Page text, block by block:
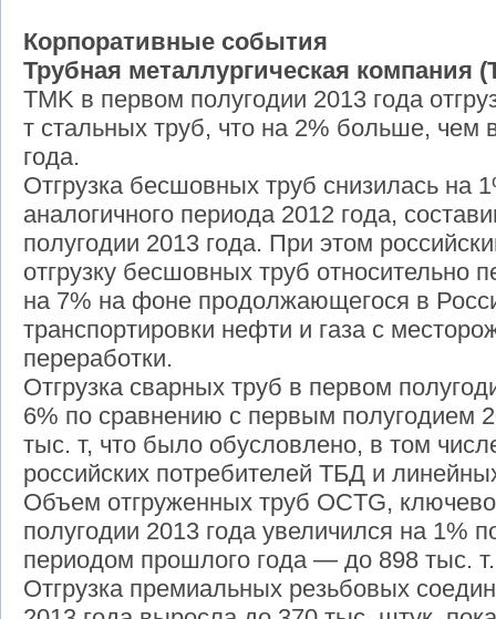
Корпоративные события
Трубная металлургическая компания
TMK в первом полугодии 2013 года
т стальных труб, что на 2% больше, чем
года.
Отгрузка бесшовных труб снизилась на
аналогичного периода 2012 года,
полугодии 2013 года. При этом
отгрузку бесшовных труб относительно
на 7% на фоне продолжающегося в
транспортировки нефти и газа с
переработки.
Отгрузка сварных труб в первом
6% по сравнению с первым полугодием
тыс. т, что было обусловлено, в том
российских потребителей ТБД и
Объем отгруженных труб OCTG,
полугодии 2013 года увеличился на 1%
периодом прошлого года — до 898 тыс. т.
Отгрузка премиальных резьбовых